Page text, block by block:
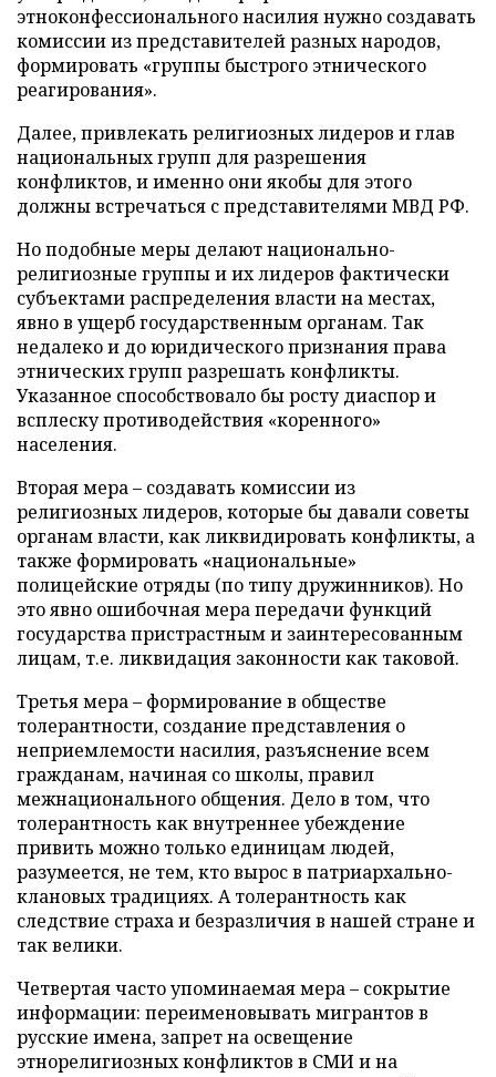
этноконфессионального насилия нужно создавать
комиссии из представителей разных народов,
формировать «группы быстрого этнического
реагирования».
Далее, привлекать религиозных лидеров и глав
национальных групп для разрешения
конфликтов, и именно они якобы для этого
должны встречаться с представителями МВД РФ.
Но подобные меры делают национально-
религиозные группы и их лидеров фактически
субъектами распределения власти на местах,
явно в ущерб государственным органам. Так
недалеко и до юридического признания права
этнических групп разрешать конфликты.
Указанное способствовало бы росту диаспор и
всплеску противодействия «коренного»
населения.
Вторая мера – создавать комиссии из
религиозных лидеров, которые бы давали советы
органам власти, как ликвидировать конфликты, а
также формировать «национальные»
полицейские отряды (по типу дружинников). Но
это явно ошибочная мера передачи функций
государства пристрастным и заинтересованным
лицам, т.е. ликвидация законности как таковой.
Третья мера – формирование в обществе
толерантности, создание представления о
неприемлемости насилия, разъяснение всем
гражданам, начиная со школы, правил
межнационального общения. Дело в том, что
толерантность как внутреннее убеждение
привить можно только единицам людей,
разумеется, не тем, кто вырос в патриархально-
клановых традициях. А толерантность как
следствие страха и безразличия в нашей стране и
так велики.
Четвертая часто упоминаемая мера – сокрытие
информации: переименовывать мигрантов в
русские имена, запрет на освещение
этнорелигиозных конфликтов в СМИ и на